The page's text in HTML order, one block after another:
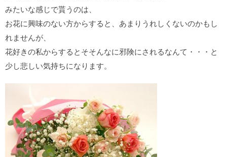
みたいな感じで貰うのは、
お花に興味のない方からすると、あまりうれしくないのかもし
れませんが、
花好きの私からするとそそんなに邪険にされるなんて・・・と
少し悲しい気持ちになります。